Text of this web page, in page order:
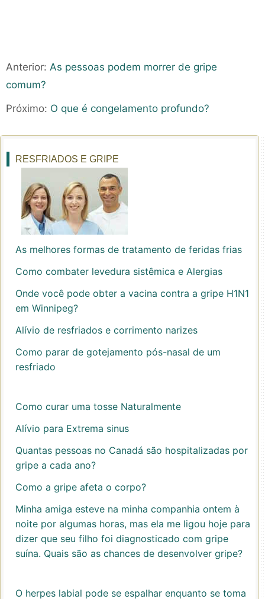
Anterior: As pessoas podem morrer de gripe
comum?
Próximo: O que é congelamento profundo?
RESFRIADOS E GRIPE
As melhores formas de tratamento de feridas frias
Como combater levedura sistêmica e Alergias
Onde você pode obter a vacina contra a gripe H1N1
em Winnipeg?
Alívio de resfriados e corrimento narizes
Como parar de gotejamento pós-nasal de um
resfriado
Como curar uma tosse Naturalmente
Alívio para Extrema sinus
Quantas pessoas no Canadá são hospitalizadas por
gripe a cada ano?
Como a gripe afeta o corpo?
Minha amiga esteve na minha companhia ontem à
noite por algumas horas, mas ela me ligou hoje para
dizer que seu filho foi diagnosticado com gripe
suína. Quais são as chances de desenvolver gripe?
O herpes labial pode se espalhar enquanto se toma